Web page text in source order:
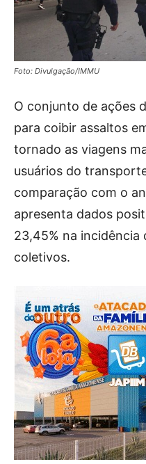
Foto: Divulgação/IMMU
O conjunto de ações
para coibir assaltos
tornado as viagens
usuários do
comparação com o
apresenta dados
23,45% na
coletivos.